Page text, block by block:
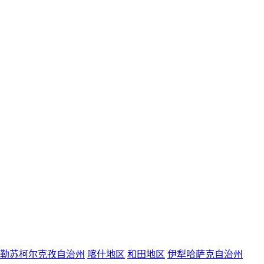
苏柯尔克孜自治州 喀什地区 和田地区 伊犁哈萨克自治州